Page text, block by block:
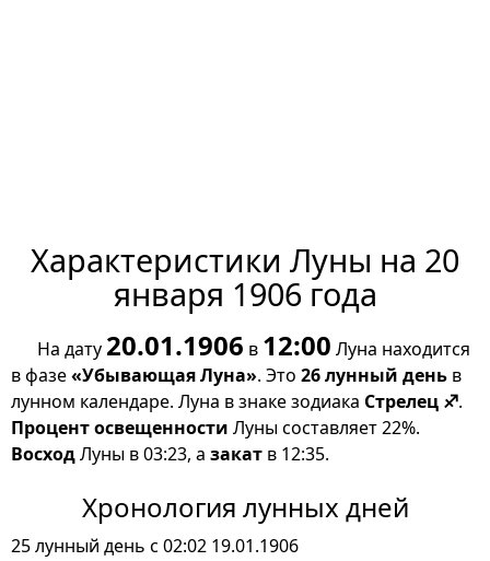
Характеристики Луны на 20
января 1906 года
На дату 20.01.1906 в 12:00 Луна находится
в фазе«Убывающая Луна». Это 26 лунный день в
лунном календаре. Луна в знаке зодиака Стрелец ♐.
Процент освещенности Луны составляет 22%.
ВосходЛуны в 03:23, а закат в 12:35.
Хронология лунных дней
25 лунный день с 02:02 19.01.1906